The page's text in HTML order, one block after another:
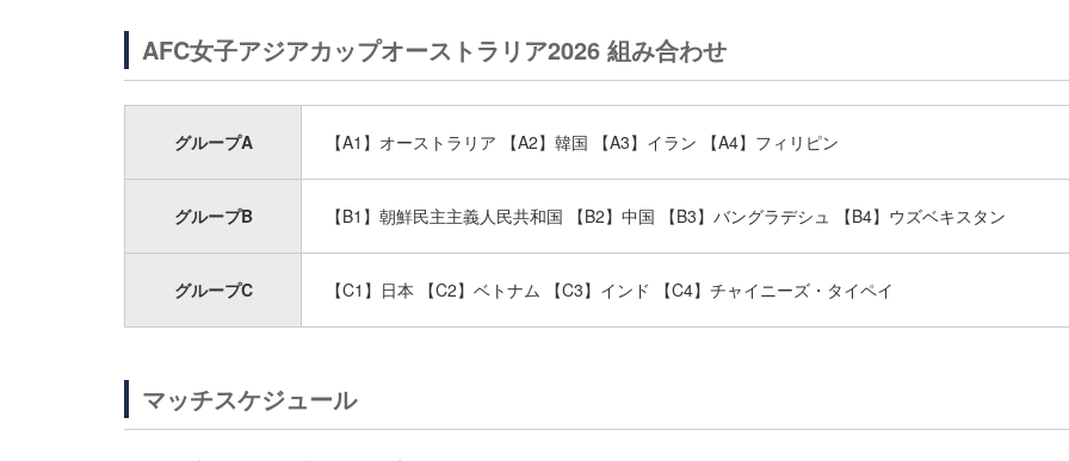
AFC女子アジアカップオーストラリア2026 組み合わせ
グループA 【A1】オーストラリア 【A2】韓国 【A3】イラン 【A4】フィリピン
グループB 【B1】朝鮮民主主義人民共和国 【B2】中国 【B3】バングラデシュ 【B4】ウズベキスタン
グループC 【C1】日本 【C2】ベトナム 【C3】インド 【C4】チャイニーズ・タイペイ
マッチスケジュール